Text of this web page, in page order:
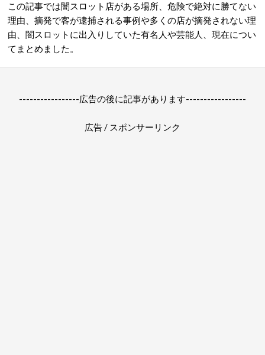
この記事では闇スロット店がある場所、危険で絶対に勝てない
理由、摘発で客が逮捕される事例や多くの店が摘発されない理
由、闇スロットに出入りしていた有名人や芸能人、現在につい
てまとめました。
-----------------広告の後に記事があります-----------------
広告 / スポンサーリンク